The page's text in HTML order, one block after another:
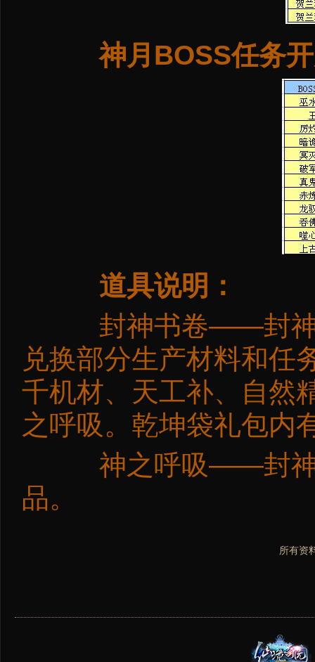
神月BOSS任务
道具说明：
封神书卷——封神
兑换部分生产材料和任
千机材、天工补、自然
之呼吸。乾坤袋礼包内
神之呼吸——封神
品。
所有资